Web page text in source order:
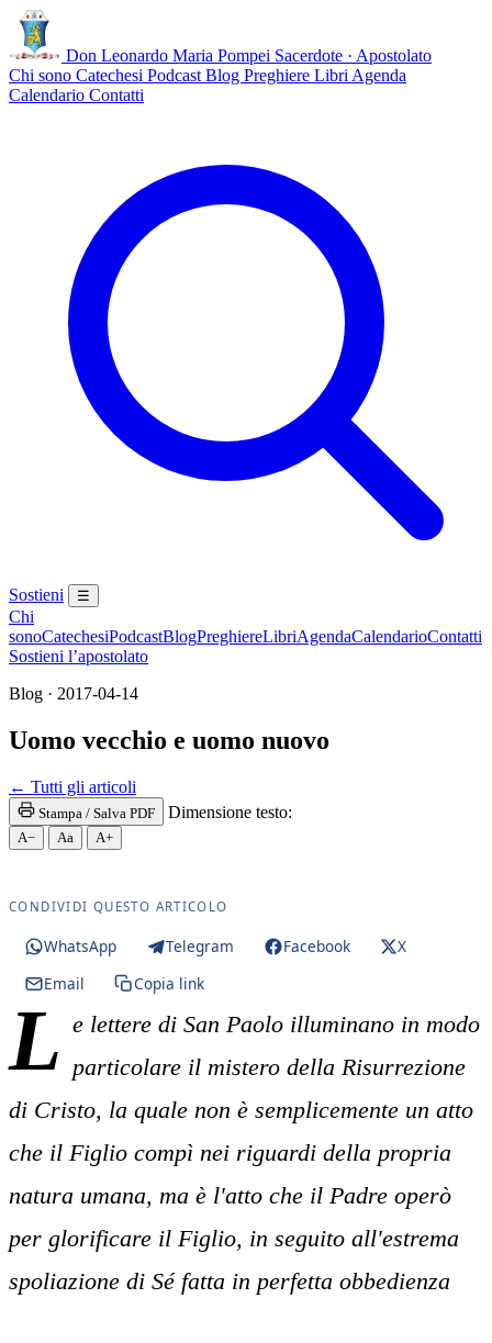
Don Leonardo Maria Pompei Sacerdote · Apostolato
Chi sono Catechesi Podcast Blog Preghiere Libri Agenda
Calendario Contatti
Sostieni ☰
Chi
sonoCatechesiPodcastBlogPreghiereLibriAgendaCalendarioContatti
Sostieni l’apostolato
Blog · 2017-04-14
Uomo vecchio e uomo nuovo
← Tutti gli articoli
Stampa / Salva PDF Dimensione testo:
A− Aa A+
CONDIVIDI QUESTO ARTICOLO
WhatsApp Telegram Facebook
X
Email
Copia link
L e lettere di San Paolo illuminano in modo
particolare il mistero della Risurrezione
di Cristo, la quale non è semplicemente un atto
che il Figlio compì nei riguardi della propria
natura umana, ma è l'atto che il Padre operò
per glorificare il Figlio, in seguito all'estrema
spoliazione di Sé fatta in perfetta obbedienza